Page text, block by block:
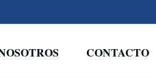
CONTACTO